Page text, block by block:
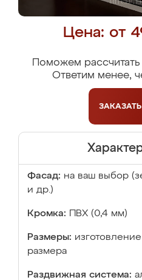
Цена: от
Поможем рассчитать
Ответим менее,
ЗАКАЗАТЬ
Фасад: на ваш выбор
и др.)
Кромка: ПВХ (0,4 мм)
Размеры:
размера
Раздвижная система: